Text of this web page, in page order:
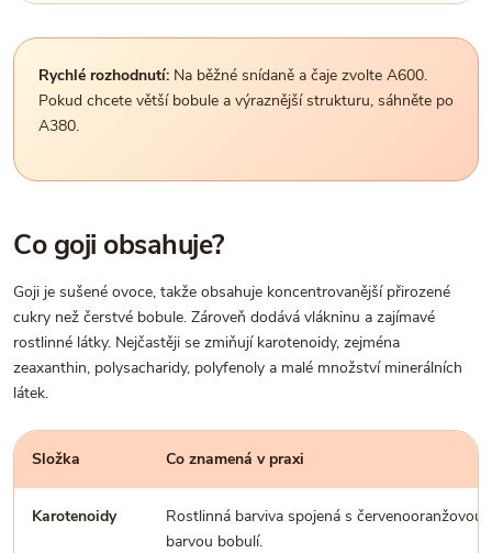
Rychlé rozhodnutí: Na běžné snídaně a čaje zvolte A600.
Pokud chcete větší bobule a výraznější strukturu, sáhněte po
A380.
Co goji obsahuje?
Goji je sušené ovoce, takže obsahuje koncentrovanější přirozené
cukry než čerstvé bobule. Zároveň dodává vlákninu a zajímavé
rostlinné látky. Nejčastěji se zmiňují karotenoidy, zejména
zeaxanthin, polysacharidy, polyfenoly a malé množství minerálních
látek.
Složka Co znamená v praxi
Karotenoidy
Rostlinná barviva spojená s červenooranžovou
barvou bobulí.